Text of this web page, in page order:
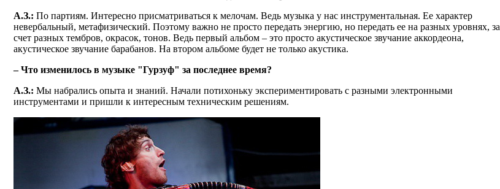
А.З.: По партиям. Интересно присматриваться к мелочам. Ведь музыка у нас инструментальная. Ее характер
невербальный, метафизический. Поэтому важно не просто передать энергию, но передать ее на разных уровнях, за
счет разных тембров, окрасок, тонов. Ведь первый альбом – это просто акустическое звучание аккордеона,
акустическое звучание барабанов. На втором альбоме будет не только акустика.
– Что изменилось в музыке "Гурзуф" за последнее время?
А.З.: Мы набрались опыта и знаний. Начали потихоньку экспериментировать с разными электронными
инструментами и пришли к интересным техническим решениям.